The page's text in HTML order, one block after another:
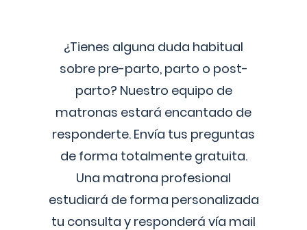
¿Tienes alguna duda habitual
sobre pre-parto, parto o post-
parto? Nuestro equipo de
matronas estará encantado de
responderte. Envía tus preguntas
de forma totalmente gratuita.
Una matrona profesional
estudiará de forma personalizada
tu consulta y responderá vía mail